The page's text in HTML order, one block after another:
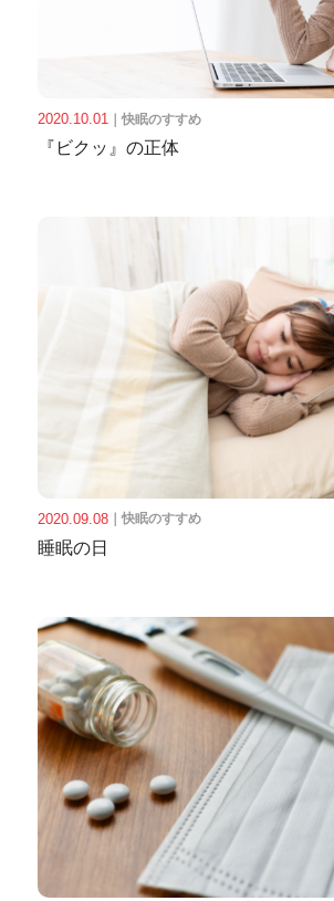
2020.10.01｜ 快眠のすすめ
『ビクッ』の正体
2020.09.08｜ 快眠のすすめ
睡眠の日